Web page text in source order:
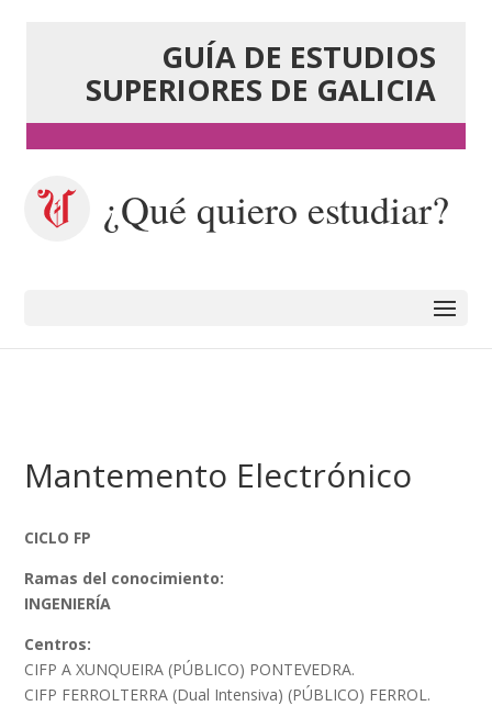
GUÍA DE ESTUDIOS
SUPERIORES DE GALICIA
¿Qué quiero estudiar?
Mantemento Electrónico
CICLO FP
Ramas del conocimiento:
INGENIERÍA
Centros:
CIFP A XUNQUEIRA (PÚBLICO) PONTEVEDRA.
CIFP FERROLTERRA (Dual Intensiva) (PÚBLICO) FERROL.